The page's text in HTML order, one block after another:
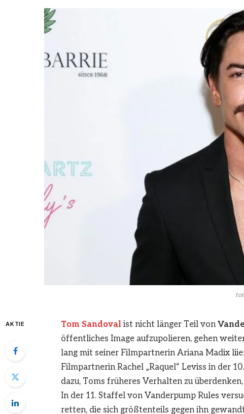
AKTIE Tom Sandovalist nicht länger Teil von
öffentliches Image aufzupolieren, gehen
lang mit seiner Filmpartnerin Ariana Madix
Filmpartnerin Rachel „Raquel“ Leviss in der
dazu, Toms früheres Verhalten zu
In der 11. Staffel von Vanderpump Rules
retten, die sich größtenteils gegen ihn